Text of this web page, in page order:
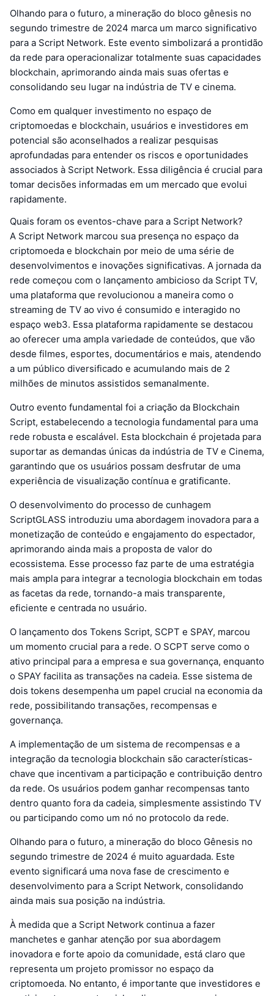
Olhando para o futuro, a mineração do bloco gênesis no
segundo trimestre de 2024 marca um marco significativo
para a Script Network. Este evento simbolizará a prontidão
da rede para operacionalizar totalmente suas capacidades
blockchain, aprimorando ainda mais suas ofertas e
consolidando seu lugar na indústria de TV e cinema.
Como em qualquer investimento no espaço de
criptomoedas e blockchain, usuários e investidores em
potencial são aconselhados a realizar pesquisas
aprofundadas para entender os riscos e oportunidades
associados à Script Network. Essa diligência é crucial para
tomar decisões informadas em um mercado que evolui
rapidamente.
Quais foram os eventos-chave para a Script Network?
A Script Network marcou sua presença no espaço da
criptomoeda e blockchain por meio de uma série de
desenvolvimentos e inovações significativas. A jornada da
rede começou com o lançamento ambicioso da Script TV,
uma plataforma que revolucionou a maneira como o
streaming de TV ao vivo é consumido e interagido no
espaço web3. Essa plataforma rapidamente se destacou
ao oferecer uma ampla variedade de conteúdos, que vão
desde filmes, esportes, documentários e mais, atendendo
a um público diversificado e acumulando mais de 2
milhões de minutos assistidos semanalmente.
Outro evento fundamental foi a criação da Blockchain
Script, estabelecendo a tecnologia fundamental para uma
rede robusta e escalável. Esta blockchain é projetada para
suportar as demandas únicas da indústria de TV e Cinema,
garantindo que os usuários possam desfrutar de uma
experiência de visualização contínua e gratificante.
O desenvolvimento do processo de cunhagem
ScriptGLASS introduziu uma abordagem inovadora para a
monetização de conteúdo e engajamento do espectador,
aprimorando ainda mais a proposta de valor do
ecossistema. Esse processo faz parte de uma estratégia
mais ampla para integrar a tecnologia blockchain em todas
as facetas da rede, tornando-a mais transparente,
eficiente e centrada no usuário.
O lançamento dos Tokens Script, SCPT e SPAY, marcou
um momento crucial para a rede. O SCPT serve como o
ativo principal para a empresa e sua governança, enquanto
o SPAY facilita as transações na cadeia. Esse sistema de
dois tokens desempenha um papel crucial na economia da
rede, possibilitando transações, recompensas e
governança.
A implementação de um sistema de recompensas e a
integração da tecnologia blockchain são características-
chave que incentivam a participação e contribuição dentro
da rede. Os usuários podem ganhar recompensas tanto
dentro quanto fora da cadeia, simplesmente assistindo TV
ou participando como um nó no protocolo da rede.
Olhando para o futuro, a mineração do bloco Gênesis no
segundo trimestre de 2024 é muito aguardada. Este
evento significará uma nova fase de crescimento e
desenvolvimento para a Script Network, consolidando
ainda mais sua posição na indústria.
À medida que a Script Network continua a fazer
manchetes e ganhar atenção por sua abordagem
inovadora e forte apoio da comunidade, está claro que
representa um projeto promissor no espaço da
criptomoeda. No entanto, é importante que investidores e